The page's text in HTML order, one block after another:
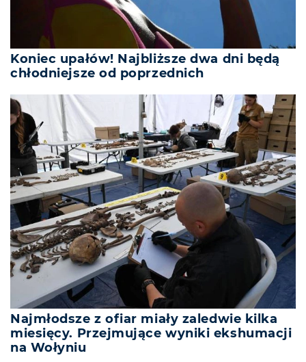
Koniec upałów! Najbliższe dwa dni będą
chłodniejsze od poprzednich
Najmłodsze z ofiar miały zaledwie kilka
miesięcy. Przejmujące wyniki ekshumacji
na Wołyniu